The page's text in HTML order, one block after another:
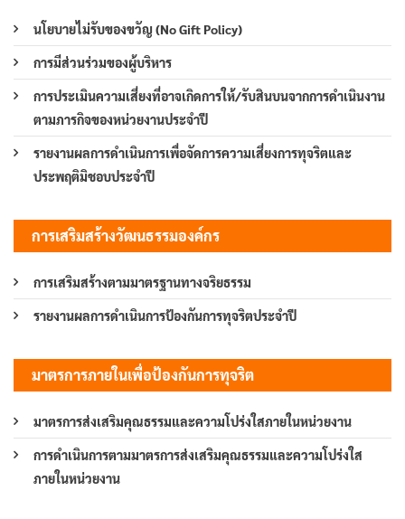
นโยบายไม่รับของขวัญ (No Gift Policy)
การมีส่วนร่วมของผู้บริหาร
การประเมินความเสี่ยงที่อาจเกิดการให้/รับสินบนจากการดำเนินงาน
ตามภารกิจของหน่วยงานประจำปี
รายงานผลการดำเนินการเพื่อจัดการความเสี่ยงการทุจริตและ
ประพฤติมิชอบประจำปี
การเสริมสร้างวัฒนธรรมองค์กร
การเสริมสร้างตามมาตรฐานทางจริยธรรม
รายงานผลการดำเนินการป้องกันการทุจริตประจำปี
มาตรการภายในเพื่อป้องกันการทุจริต
มาตรการส่งเสริมคุณธรรมและความโปร่งใสภายในหน่วยงาน
การดำเนินการตามมาตรการส่งเสริมคุณธรรมและความโปร่งใส
ภายในหน่วยงาน